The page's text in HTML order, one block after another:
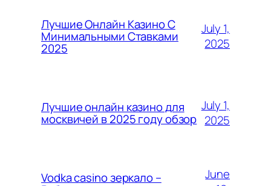
Лучшие Онлайн Казино С
Минимальными Ставками
2025
July 1,
2025
Лучшие онлайн казино для
москвичей в 2025 году обзор
July 1,
2025
Vodka casino зеркало –
June